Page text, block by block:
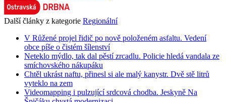
Další články z kategorie Regionální
V Růžené projel řidič po nově položeném asfaltu. Vedení
obce píše o čistém šílenství
Neteklo mýdlo, tak dal pěstí zrcadlu. Policie hledá vandala ze
smíchovského nákupáku
Chtěl ukrást naftu, přinesl si ale malý kanystr. Dvě stě litrů
vyteklo na zem
Videomapping i pulzující srdcová chodba. Jeskyně Na